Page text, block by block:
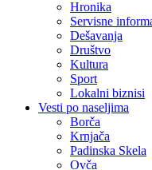
Hronika
Servisne
Dešavanja
Društvo
Kultura
Sport
Lokalni biznisi
Vesti po naseljima
Borča
Krnjača
Padinska Skela
Ovča